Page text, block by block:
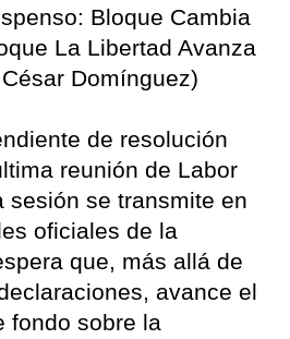
Bloque Cambia
La Libertad Avanza
Domínguez)
de resolución
reunión de Labor
sesión se transmite en
oficiales de la
que, más allá de
avance el
fondo sobre la